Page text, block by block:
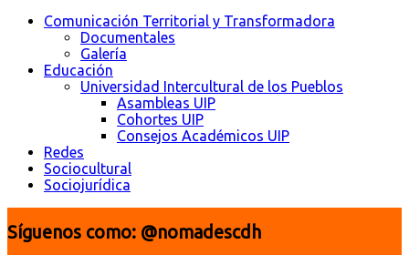
Comunicación Territorial y Transformadora
Documentales
Galería
Educación
Universidad Intercultural de los Pueblos
Asambleas UIP
Cohortes UIP
Consejos Académicos UIP
Redes
Sociocultural
Sociojurídica
Síguenos como: @nomadescdh